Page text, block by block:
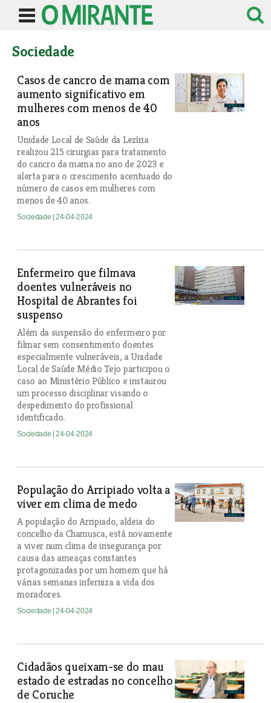
Sociedade
Casos de cancro de mama com
aumento significativo em
mulheres com menos de 40
anos
Unidade Local de Saúde da Lezíria
realizou 215 cirurgias para tratamento
do cancro da mama no ano de 2023 e
alerta para o crescimento acentuado do
número de casos em mulheres com
menos de 40 anos.
Sociedade | 24-04-2024
Enfermeiro que filmava
doentes vulneráveis no
Hospital de Abrantes foi
suspenso
Além da suspensão do enfermeiro por
filmar sem consentimento doentes
especialmente vulneráveis, a Unidade
Local de Saúde Médio Tejo participou o
caso ao Ministério Público e instaurou
um processo disciplinar visando o
despedimento do profissional
identificado.
Sociedade | 24-04-2024
População do Arripiado volta a
viver em clima de medo
A população do Arripiado, aldeia do
concelho da Chamusca, está novamente
a viver num clima de insegurança por
causa das ameaças constantes
protagonizadas por um homem que há
várias semanas inferniza a vida dos
moradores.
Sociedade | 24-04-2024
Cidadãos queixam-se do mau
estado de estradas no concelho
de Coruche